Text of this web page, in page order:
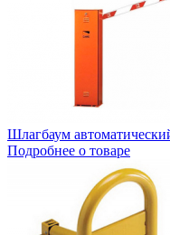
Шлагбаум
Подробнее о товаре